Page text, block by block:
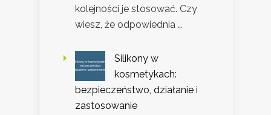
kolejności je stosować. Czy
wiesz, że odpowiednia …
Silikony w
kosmetykach:
bezpieczeństwo, działanie i
zastosowanie